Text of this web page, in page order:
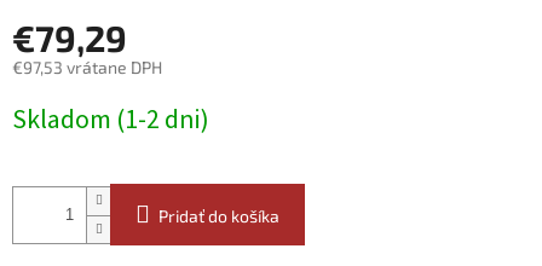
€79,29
€97,53 vrátane DPH
cena:
Skladom (1-2 dni)
Pridať do košíka